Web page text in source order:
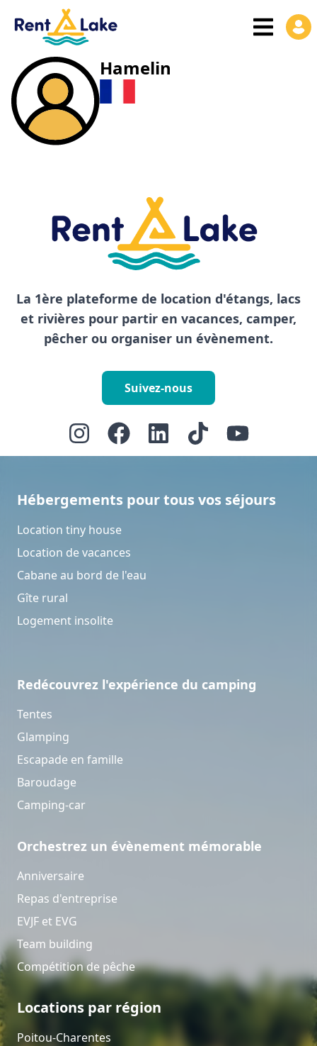
Hamelin
La 1ère plateforme de location d'étangs, lacs
et rivières pour partir en vacances, camper,
pêcher ou organiser un évènement.
Suivez-nous
Hébergements pour tous vos séjours
Location tiny house
Location de vacances
Cabane au bord de l'eau
Gîte rural
Logement insolite
Redécouvrez l'expérience du camping
Tentes
Glamping
Escapade en famille
Baroudage
Camping-car
Orchestrez un évènement mémorable
Anniversaire
Repas d'entreprise
EVJF et EVG
Team building
Compétition de pêche
Locations par région
Poitou-Charentes